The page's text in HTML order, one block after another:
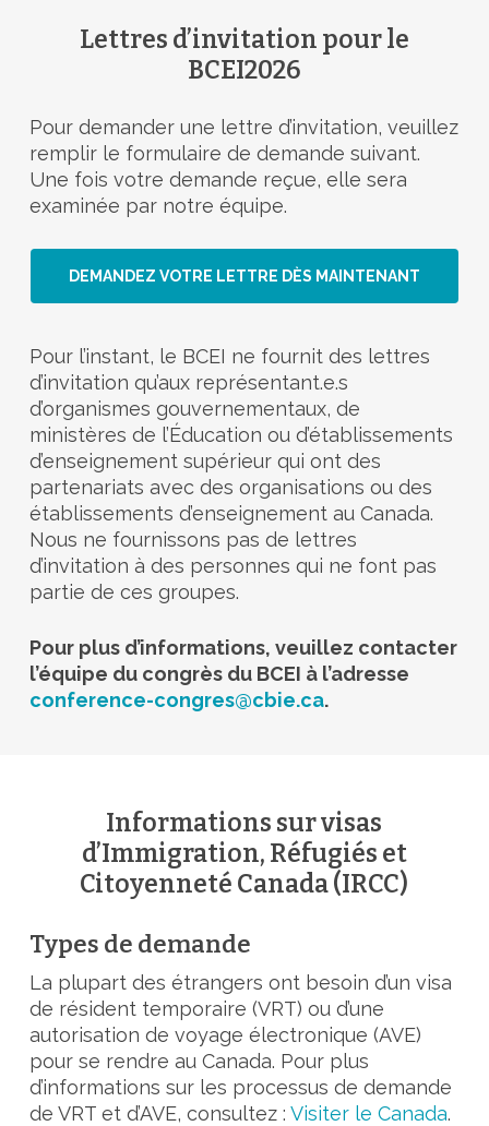
Lettres d’invitation pour le
BCEI2026
Pour demander une lettre d’invitation, veuillez
remplir le formulaire de demande suivant.
Une fois votre demande reçue, elle sera
examinée par notre équipe.
DEMANDEZ VOTRE LETTRE DÈS MAINTENANT
Pour l’instant, le BCEI ne fournit des lettres
d’invitation qu’aux représentant.e.s
d’organismes gouvernementaux, de
ministères de l’Éducation ou d’établissements
d’enseignement supérieur qui ont des
partenariats avec des organisations ou des
établissements d’enseignement au Canada.
Nous ne fournissons pas de lettres
d’invitation à des personnes qui ne font pas
partie de ces groupes.
Pour plus d’informations, veuillez contacter
l’équipe du congrès du BCEI à l’adresse
conference-congres@cbie.ca.
Informations sur visas
d’Immigration, Réfugiés et
Citoyenneté Canada (IRCC)
Types de demande
La plupart des étrangers ont besoin d’un visa
de résident temporaire (VRT) ou d’une
autorisation de voyage électronique (AVE)
pour se rendre au Canada. Pour plus
d’informations sur les processus de demande
de VRT et d’AVE, consultez : Visiter le Canada.